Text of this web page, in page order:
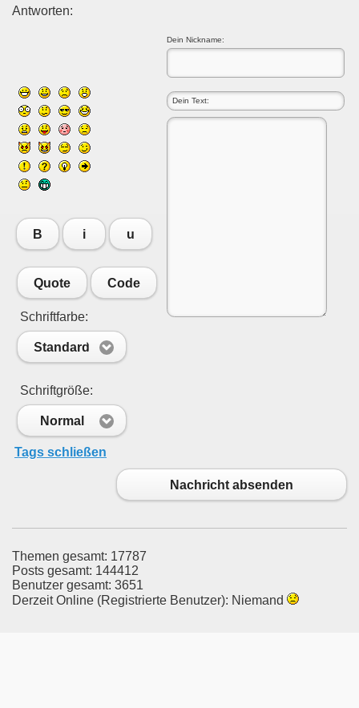
Antworten:
Dein Nickname:
B i u
Quote Code
Schriftfarbe:
Standard
Schriftgröße:
Normal
Tags schließen
Nachricht absenden
Themen gesamt: 17787
Posts gesamt: 144412
Benutzer gesamt: 3651
Derzeit Online (Registrierte Benutzer): Niemand